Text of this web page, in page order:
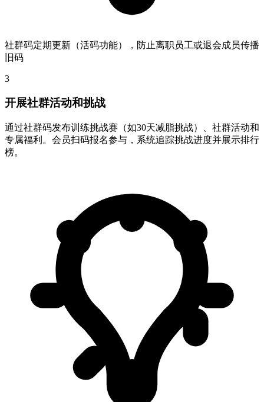
社群码定期更新（活码功能），防止离职员工或退会成员传播
旧码
3
开展社群活动和挑战
通过社群码发布训练挑战赛（如30天减脂挑战）、社群活动和
专属福利。会员扫码报名参与，系统追踪挑战进度并展示排行
榜。